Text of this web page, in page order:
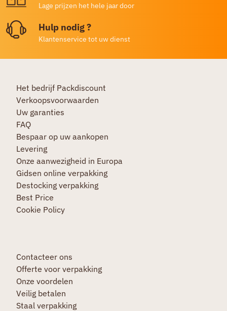
Lage prijzen het hele jaar door
Hulp nodig ?
Klantenservice tot uw dienst
Het bedrijf Packdiscount
Verkoopsvoorwaarden
Uw garanties
FAQ
Bespaar op uw aankopen
Levering
Onze aanwezigheid in Europa
Gidsen online verpakking
Destocking verpakking
Best Price
Cookie Policy
Contacteer ons
Offerte voor verpakking
Onze voordelen
Veilig betalen
Staal verpakking